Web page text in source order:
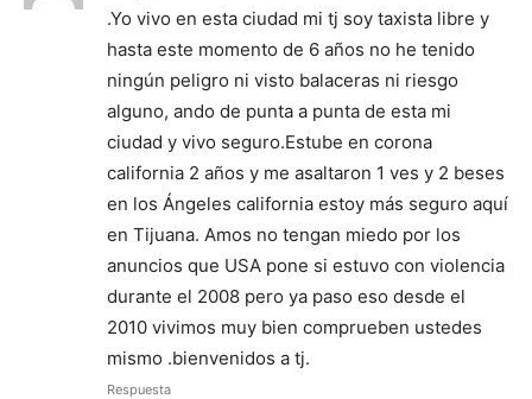
.Yo vivo en esta ciudad mi tj soy taxista libre y
hasta este momento de 6 años no he tenido
ningún peligro ni visto balaceras ni riesgo
alguno, ando de punta a punta de esta mi
ciudad y vivo seguro.Estube en corona
california 2 años y me asaltaron 1 ves y 2 beses
en los Ángeles california estoy más seguro aquí
en Tijuana. Amos no tengan miedo por los
anuncios que USA pone si estuvo con violencia
durante el 2008 pero ya paso eso desde el
2010 vivimos muy bien comprueben ustedes
mismo .bienvenidos a tj.
Respuesta